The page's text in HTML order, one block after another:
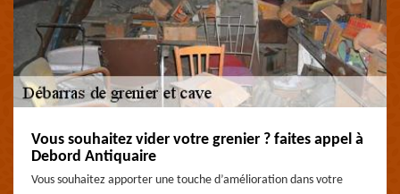
Vous souhaitez vider votre grenier ? faites appel à
Debord Antiquaire
Vous souhaitez apporter une touche d’amélioration dans votre